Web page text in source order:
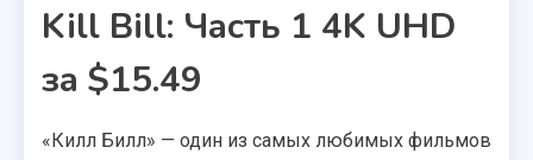
Kill Bill: Часть 1 4K UHD
за $15.49
«Килл Билл» — один из самых любимых фильмов